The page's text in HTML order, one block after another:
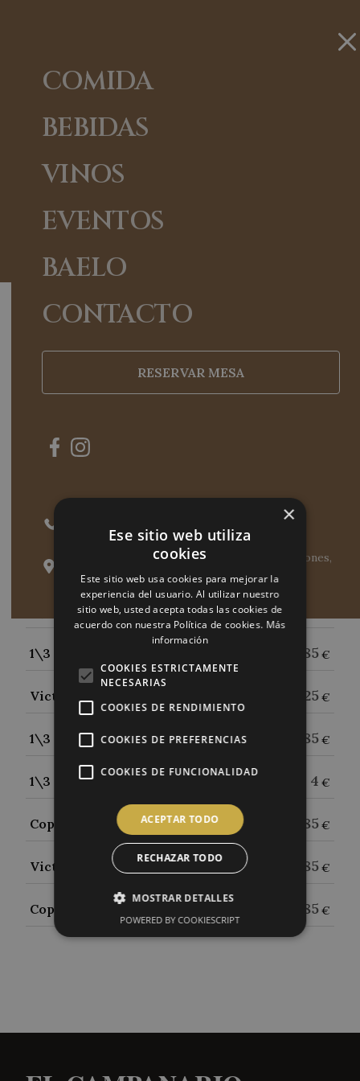
COMIDA
BEBIDAS
VINOS
EVENTOS
BAELO
CONTACTO
RESERVAR MESA
Calle Camino de Valladolid, 28, 28250 Torrelodones,
Madrid
BEBIDAS
ESPIRITUOSOS
Cervezas
1\3 Victoria 10 4.85
1\3 Inedit 6
1\3 Bockdam
1\3 Vendeja Ipa 4.85€
Victoria 0´0 Tostada 4.25€
1\3 Oro Bilbao 4.85€
1\3 Daura 4 €
Copa Victoria Málaga 33cl 3.85€
Victoria 0´0 3.85€
Copa Voldamm 30cl 4.85€
×
Ese sitio web utiliza
cookies
Este sitio web usa cookies para mejorar la
experiencia del usuario. Al utilizar nuestro
sitio web, usted acepta todas las cookies de
acuerdo con nuestra Política de cookies. Más
información
COOKIES ESTRICTAMENTE
NECESARIAS
COOKIES DE RENDIMIENTO
COOKIES DE PREFERENCIAS
COOKIES DE FUNCIONALIDAD
ACEPTAR TODO
RECHAZAR TODO
MOSTRAR DETALLES
POWERED BY COOKIESCRIPT